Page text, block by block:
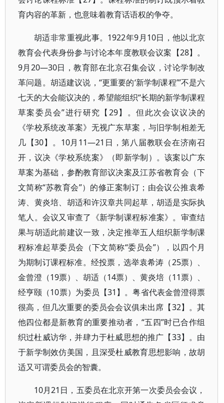
育内容的革新，也意味着教育话语权的争夺。
胡适非常重视此事。1922年9月10日，他以北京
教育会代表身份参与讨论本年度教联会议案【28】。
9月20—30日，教育部在北京召集会议，讨论学制改
革问题。胡适建议说，“更重要的‘新学制课程’”不是六
七天的大会能议决的，希望能组织“长期的新学制课程
草案委员会”进行研究【29】。但此次会议议决的
《学校系统改革案》无视广东草案，与旧学制相差无
几【30】。10月11—21日，第八届教联会在济南召
开，议决《学校系统案》（即新学制）。该案以广东
草案为基础，参酌教育部议决案及江苏省教育会（下
文简称“苏教育会”）的修正案制订；由会议公推袁希
涛、黄炎培、胡适和许汉章共同起草，胡适是实际执
笔人。会议又审查了《新学制课程标准案》。审查结
果与胡适此前建议一致，决定推举五人组织新学制课
程标准起草委员会（下文简称“委员会”），以四个月
为期制订课程标准。经投票，选举袁希涛（25票）、
金曾澄（19票）、胡适（14票）、黄炎培（11票）、
经亨颐（10票）为委员【31】。粤省代表金曾澄得票
很高，但几次重要的委员会会议俱未出席【32】。其
他四位都是新教育的重要推动者，“五四”时已合作组
织过杜威访华，并肆力于杜威思想的推广【33】。由
于新学制效仿美国，且深受杜威教育思想影响，故胡
适又可谓委员会的智囊。
10月21日，五委员在北京开第一次委员会会议，